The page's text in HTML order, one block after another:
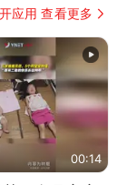
应用 查看更多
00:14